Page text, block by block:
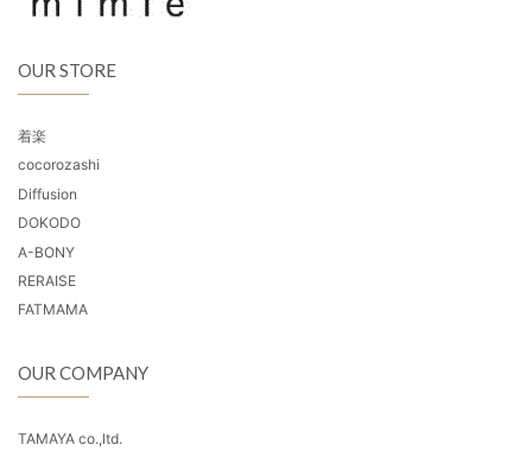
OUR STORE
着楽
cocorozashi
Diffusion
DOKODO
A-BONY
RERAISE
FATMAMA
OUR COMPANY
TAMAYA co.,ltd.